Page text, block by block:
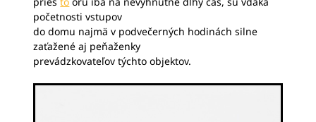
početnosti vstupov
do domu najmä v podvečerných hodinách silne
zaťažené aj peňaženky
prevádzkovateľov týchto objektov.